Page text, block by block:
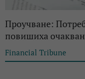
Проучване:
повишиха
Financial Tribune